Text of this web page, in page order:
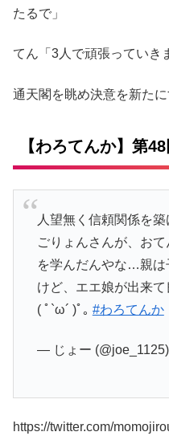
たるで」
てん「3人で頑張っていき
通天閣を眺め決意を新た
【わろてんか】第
人望無く信頼関係を
ごりょんさんが、お
を学んだんやな…親は
けど、エエ娘が出来
( ﾟ`ω´ )ﾟ｡ #わろてんか
— じょー (@joe_1125)
https://twitter.com/